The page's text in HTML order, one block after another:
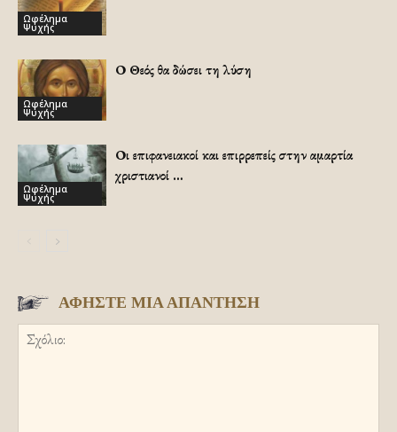
Ωφέλημα
Ψυχής
Ωφέλημα
Ψυχής
Ο Θεός θα δώσει τη λύση
Ωφέλημα
Ψυχής
Οι επιφανειακοί και επιρρεπείς στην αμαρτία
χριστιανοί …
ΑΦΗΣΤΕ ΜΙΑ ΑΠΑΝΤΗΣΗ